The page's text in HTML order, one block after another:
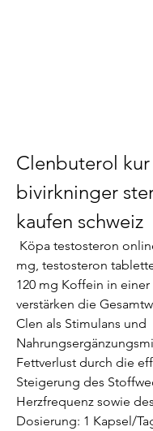
Clenbuterol kur
bivirkninger
kaufen schweiz
mg, testosteron
120 mg Koffein in einer
verstärken die
Clen als Stimulans und
Fettverlust durch die
Steigerung des
Herzfrequenz sowie
Dosierung: 1 Kapsel/